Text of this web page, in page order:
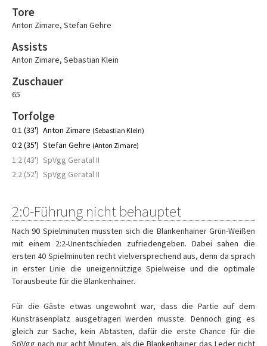
Tore
Anton Zimare, Stefan Gehre
Assists
Anton Zimare, Sebastian Klein
Zuschauer
65
Torfolge
0:1 (33') Anton Zimare (Sebastian Klein)
0:2 (35') Stefan Gehre (Anton Zimare)
1:2 (43') SpVgg Geratal II
2:2 (52') SpVgg Geratal II
2:0-Führung nicht behauptet
Nach 90 Spielminuten mussten sich die Blankenhainer Grün-Weißen
mit einem 2:2-Unentschieden zufriedengeben. Dabei sahen die
ersten 40 Spielminuten recht vielversprechend aus, denn da sprach
in erster Linie die uneigennützige Spielweise und die optimale
Torausbeute für die Blankenhainer.
Für die Gäste etwas ungewohnt war, dass die Partie auf dem
Kunstrasenplatz ausgetragen werden musste. Dennoch ging es
gleich zur Sache, kein Abtasten, dafür die erste Chance für die
SpVgg nach nur acht Minuten, als die Blankenhainer das Leder nicht